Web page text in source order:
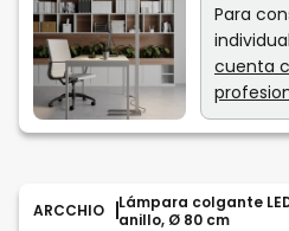
Para
cuenta
ARCCHIO
Lámpara colgante
anillo, Ø 80 cm